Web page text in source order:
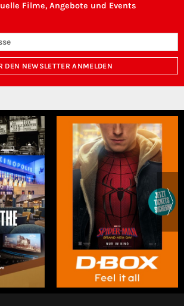
Filme, Angebote und Events
DEN NEWSLETTER ANMELDEN